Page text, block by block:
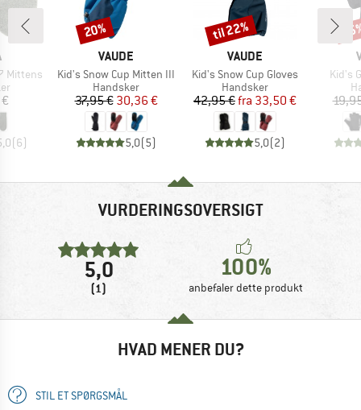
Mittens
(6)
MÆRKE
VAUDE
Artikel
Kid's Snow Cup Mitten III
Produktgruppe
Handsker
Pris
37,95 € Nedsat pris
30,36 €
5,0(5)
Rabat
20%
MÆRKE
VAUDE
Artikel
Kid's Snow Cup Gloves
Produktgruppe
Handsker
Pris
42,95 € Nedsat pris
fra 33,50 €
5,0(2)
Rabat
til 22%
Artikel
Kid's
VURDERINGSOVERSIGT
5,0
(1)
100%
anbefaler dette produkt
HVAD MENER DU?
STIL ET SPØRGSMÅL